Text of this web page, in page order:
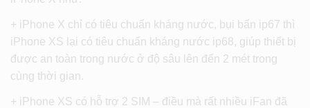
+ iPhone X chỉ có tiêu chuẩn kháng nước, bụi bẩn ip67 thì
iPhone XS lại có tiêu chuẩn kháng nước ip68, giúp thiết bị
được an toàn trong nước ở độ sâu lên đến 2 mét trong
cùng thời gian.
+ iPhone XS có hỗ trợ 2 SIM – điều mà rất nhiều iFan đã